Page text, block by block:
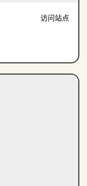
访问站点